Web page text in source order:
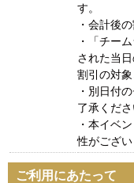
す。
・会計後
・「チー
された当
割引の対象
・別日付
了承くださ
・本イベ
性がござい
ご利用にあたって